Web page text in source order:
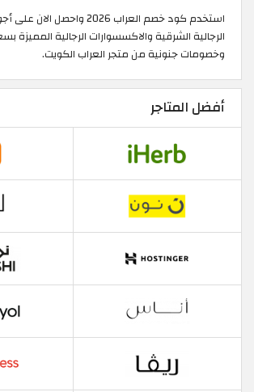
استخدم كود خصم العراب 2026
الرجالية الشرقية والاكسسوارات الرجالية المميزة
وخصومات جنونية من متجر العراب الكويت.
أفضل المتاجر